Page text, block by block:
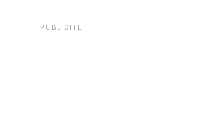
PUBLICITÉ